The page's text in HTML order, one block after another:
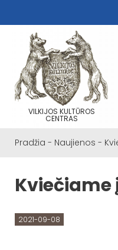
VILKIJOS KULTŪROS
CENTRAS
Pradžia - Naujienos -
Kviečiame
2021-09-08